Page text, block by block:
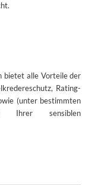
bietet alle Vorteile der
Rating-
(unter bestimmten
Ihrer sensiblen